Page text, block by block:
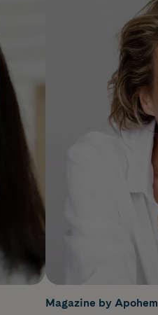
Magazine by Apohem